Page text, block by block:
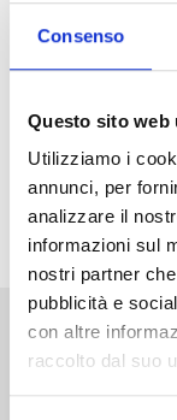
Consenso
Questo sito web
Utilizziamo i
annunci, per
analizzare il
informazioni sul
nostri partner
pubblicità e
con altre
raccolto dal suo
Shonen Jump,
Non perdetevi il
versione
arricchita da
acrilico in
Altri